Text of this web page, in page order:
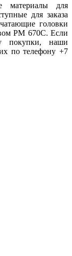
материалы для
для заказа
головки
PM 670C. Если
покупки, наши
по телефону +7